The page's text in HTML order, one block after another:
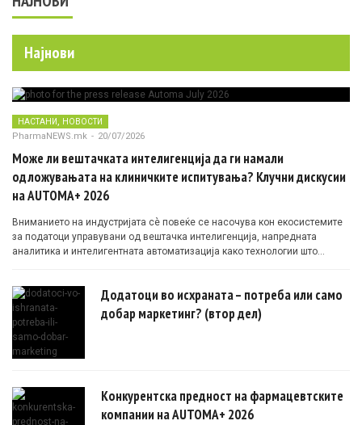
Најнови
НАСТАНИ, НОВОСТИ
PharmaNEWS.mk - 20/07/2026
Може ли вештачката интелигенција да ги намали
одложувањата на клиничките испитувања? Клучни дискусии
на AUTOMA+ 2026
Вниманието на индустријата сè повеќе се насочува кон екосистемите
за податоци управувани од вештачка интелигенција, напредната
аналитика и интелигентната автоматизација како технологии што
Додатоци во исхраната – потреба или само
добар маркетинг? (втор дел)
Конкурентска предност на фармацевтските
компании на AUTOMA+ 2026